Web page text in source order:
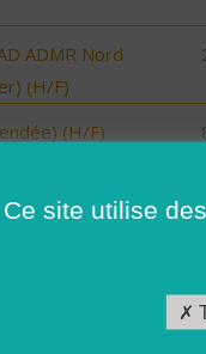
ADMR Nord
(H/F)
(H/F)
(Vendée)
(H/F)
Ce site utilise